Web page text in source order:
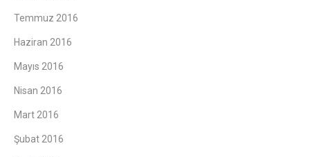
Temmuz 2016
Haziran 2016
Mayıs 2016
Nisan 2016
Mart 2016
Şubat 2016